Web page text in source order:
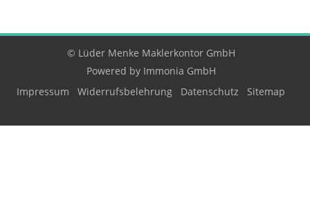
© Lüder Menke Maklerkontor GmbH
Powered by Immonia GmbH
Impressum
Widerrufsbelehrung Datenschutz Sitemap